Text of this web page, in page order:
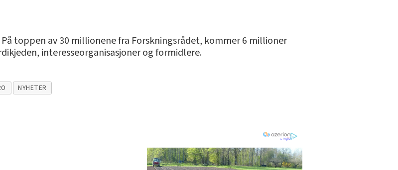
toppen av 30 millionene fra Forskningsrådet, kommer 6 millioner
interesseorganisasjoner og formidlere.
NYHETER